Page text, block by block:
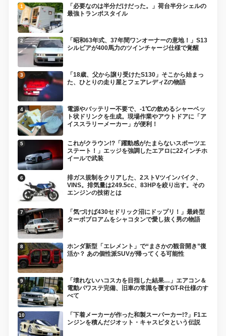
「必要なのは半分だけだった。」荷台半分シェルの
最強トランポスタイル
「昭和63年式、37年間ワンオーナーの意地！」S13
シルビアが400馬力のツインチャージ仕様で覚醒
「18歳、父から譲り受けたS130」そこから始まっ
た、ひとりの走り屋とフェアレディZの物語
電源やバッテリー不要で、-1℃の飲めるシャーベッ
ト状ドリンクを生成。現場作業やアウトドアに「ア
イススラリーメーカー」が便利！
これがクラウン!?「躍動感がたまらないスポーツエ
ステート！」エッジを強調したエアロに22インチホ
イールで武装
排ガス規制をクリアした、2ストVツインバイク、
VINS。排気量は249.5cc、83HPを絞り出す。その
エンジンの技術とは
「気づけば430セドリック沼にドップリ！」最終型
ターボブロアムをシャコタンで愛し抜く男の物語
ホンダ新型「エレメント」で“まさかの観音開き”復
活か？ あの個性派SUVが帰ってくる可能性
「壊れないハコスカを目指した結果…」エアコン＆
電動パワステ完備、旧車の常識を覆すGT-R仕様のす
べて
「下着メーカーが作った和製スーパーカー!?」F1エ
ンジンを積んだジオット・キャスピタという伝説